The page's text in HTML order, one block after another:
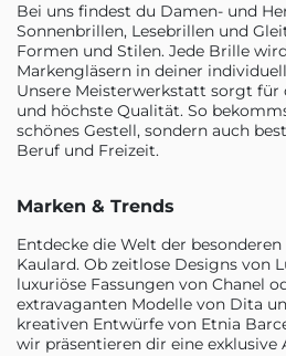
Bei uns findest du Damen- und
Sonnenbrillen, Lesebrillen und
Formen und Stilen. Jede Brille
Markengläsern in deiner
Unsere Meisterwerkstatt sorgt für
und höchste Qualität. So
schönes Gestell, sondern auch
Beruf und Freizeit.
Marken & Trends
Entdecke die Welt der
Kaulard. Ob zeitlose Designs von
luxuriöse Fassungen von Chanel
extravaganten Modelle von Dita
kreativen Entwürfe von Etnia
wir präsentieren dir eine exklusive